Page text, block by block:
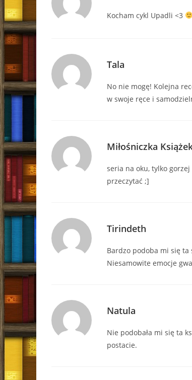
Kocham cykl Upadli <3
Tala
No nie mogę! Kolejna
w swoje ręce i
Miłośniczka
seria na oku, tylko
przeczytać ;]
Tirindeth
Bardzo podoba mi się ta
Niesamowite emocje
Natula
Nie podobała mi się ta
postacie.